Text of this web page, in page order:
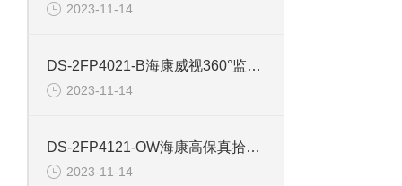
2023-11-14
DS-2FP4021-B海康威视360°监控拾音器
2023-11-14
DS-2FP4121-OW海康高保真拾音头高效降噪拾音器
2023-11-14